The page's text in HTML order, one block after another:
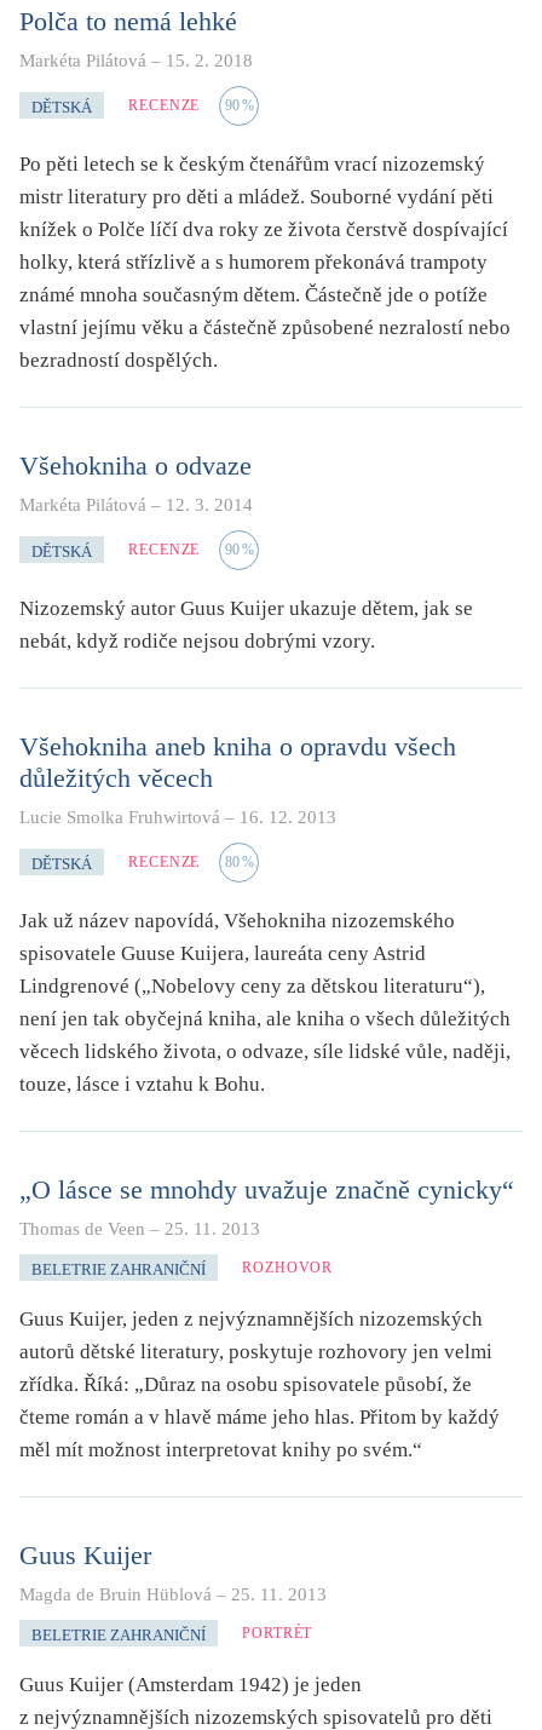
Polča to nemá lehké
Markéta Pilátová – 15. 2. 2018
DĚTSKÁ RECENZE 90%
Po pěti letech se k českým čtenářům vrací nizozemský
mistr literatury pro děti a mládež. Souborné vydání pěti
knížek o Polče líčí dva roky ze života čerstvě dospívající
holky, která střízlivě a s humorem překonává trampoty
známé mnoha současným dětem. Částečně jde o potíže
vlastní jejímu věku a částečně způsobené nezralostí nebo
bezradností dospělých.
Všehokniha o odvaze
Markéta Pilátová – 12. 3. 2014
DĚTSKÁ RECENZE 90%
Nizozemský autor Guus Kuijer ukazuje dětem, jak se
nebát, když rodiče nejsou dobrými vzory.
Všehokniha aneb kniha o opravdu všech
důležitých věcech
Lucie Smolka Fruhwirtová – 16. 12. 2013
DĚTSKÁ RECENZE 80%
Jak už název napovídá, Všehokniha nizozemského
spisovatele Guuse Kuijera, laureáta ceny Astrid
Lindgrenové („Nobelovy ceny za dětskou literaturu“),
není jen tak obyčejná kniha, ale kniha o všech důležitých
věcech lidského života, o odvaze, síle lidské vůle, naději,
touze, lásce i vztahu k Bohu.
„O lásce se mnohdy uvažuje značně cynicky“
Thomas de Veen – 25. 11. 2013
BELETRIE ZAHRANIČNÍ ROZHOVOR
Guus Kuijer, jeden z nejvýznamnějších nizozemských
autorů dětské literatury, poskytuje rozhovory jen velmi
zřídka. Říká: „Důraz na osobu spisovatele působí, že
čteme román a v hlavě máme jeho hlas. Přitom by každý
měl mít možnost interpretovat knihy po svém.“
Guus Kuijer
Magda de Bruin Hüblová – 25. 11. 2013
BELETRIE ZAHRANIČNÍ PORTRÉT
Guus Kuijer (Amsterdam 1942) je jeden
z nejvýznamnějších nizozemských spisovatelů pro děti